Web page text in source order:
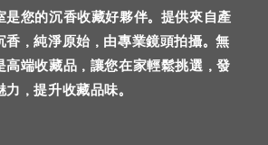
是您的沉香收藏好夥伴。提供來自產
香，純淨原始，由專業鏡頭拍攝。無
高端收藏品，讓您在家輕鬆挑選，發
，提升收藏品味。